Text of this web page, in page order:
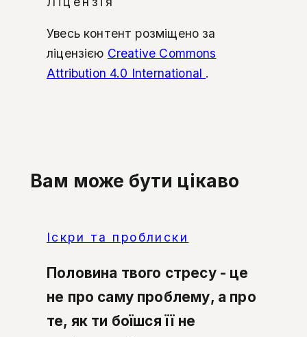
Увесь контент розміщено за
ліцензією Creative Commons
Attribution 4.0 International .
Вам може бути цікаво
Іскри та проблиски
Половина твого стресу - це
не про саму проблему, а про
те, як ти боїшся її не